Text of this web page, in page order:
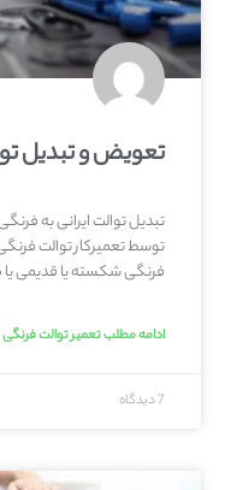
تعویض و تبدیل
تبدیل توالت ایرانی به
توسط تعمیرکار توالت
فرنگی شکسته یا قدیمی
ادامه مطلب تعمیر توالت
7 دیدگاه